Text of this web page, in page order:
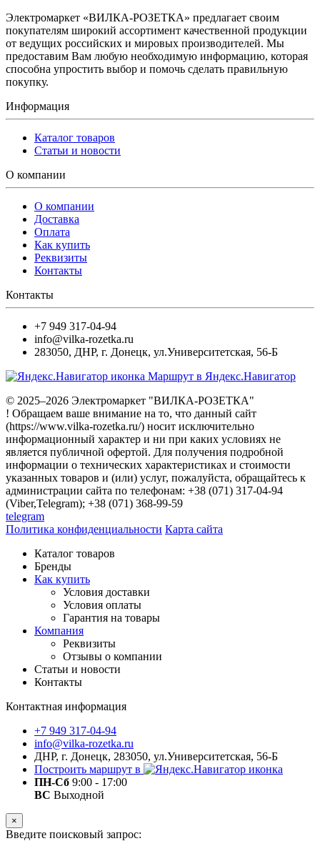
Электромаркет «ВИЛКА-РОЗЕТКА» предлагает своим
покупателям широкий ассортимент качественной продукции
от ведущих российских и мировых производителей. Мы
предоставим Вам любую необходимую информацию, которая
способна упростить выбор и помочь сделать правильную
покупку.
Информация
Каталог товаров
Статьи и новости
О компании
О компании
Доставка
Оплата
Как купить
Реквизиты
Контакты
Контакты
+7 949 317-04-94
info@vilka-rozetka.ru
283050, ДНР, г. Донецк, ул.Университетская, 56-Б
Маршрут в Яндекс.Навигатор
© 2025–2026 Электромаркет "ВИЛКА-РОЗЕТКА"
! Обращаем ваше внимание на то, что данный сайт
(https://www.vilka-rozetka.ru/) носит исключительно
информационный характер и ни при каких условиях не
является публичной офертой. Для получения подробной
информации о технических характеристиках и стоимости
указанных товаров и (или) услуг, пожалуйста, обращайтесь к
администрации сайта по телефонам: +38 (071) 317-04-94
(Viber,Telegram); +38 (071) 368-99-59
telegram
Политика конфиденциальности Карта сайта
Каталог товаров
Бренды
Как купить
Условия доставки
Условия оплаты
Гарантия на товары
Компания
Реквизиты
Отзывы о компании
Статьи и новости
Контакты
Контактная информация
+7 949 317-04-94
info@vilka-rozetka.ru
ДНР, г. Донецк, 283050, ул.Университетская, 56-Б
Построить маршрут в
ПН-Сб 9:00 - 17:00
ВС Выходной
×
Введите поисковый запрос: